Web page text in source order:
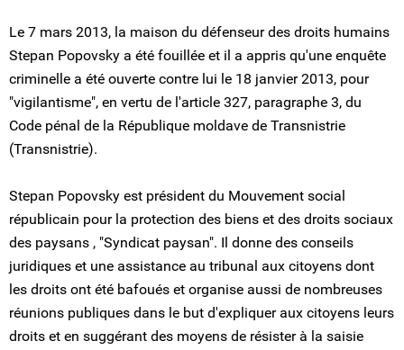
Le 7 mars 2013, la maison du défenseur des droits humains
Stepan Popovsky a été fouillée et il a appris qu'une enquête
criminelle a été ouverte contre lui le 18 janvier 2013, pour
"vigilantisme", en vertu de l'article 327, paragraphe 3, du
Code pénal de la République moldave de Transnistrie
(Transnistrie).
Stepan Popovsky est président du Mouvement social
républicain pour la protection des biens et des droits sociaux
des paysans , "Syndicat paysan". Il donne des conseils
juridiques et une assistance au tribunal aux citoyens dont
les droits ont été bafoués et organise aussi de nombreuses
réunions publiques dans le but d'expliquer aux citoyens leurs
droits et en suggérant des moyens de résister à la saisie